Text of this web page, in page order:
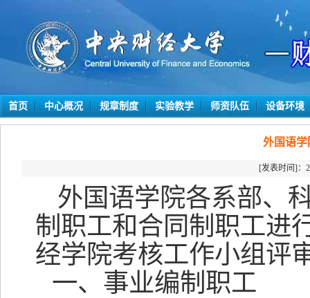
首页 中心概况 规章制度 实验教学 师资队伍 设备环境
外国语学
[发表时间]
外国语学院各系部、
制职工和合同制职工进
经学院考核工作小组评
一、事业编制职工